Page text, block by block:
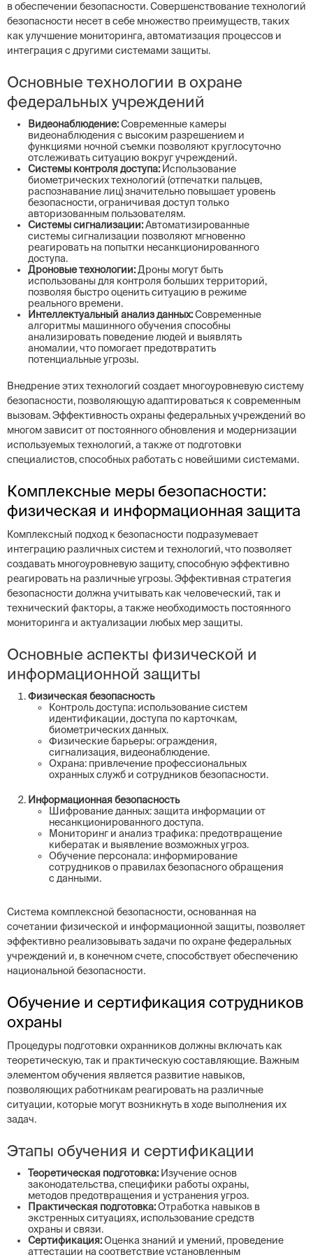
в обеспечении безопасности. Совершенствование технологий
безопасности несет в себе множество преимуществ, таких
как улучшение мониторинга, автоматизация процессов и
интеграция с другими системами защиты.
Основные технологии в охране
федеральных учреждений
Видеонаблюдение:Современные камеры
видеонаблюдения с высоким разрешением и
функциями ночной съемки позволяют круглосуточно
отслеживать ситуацию вокруг учреждений.
Системы контроля доступа: Использование
биометрических технологий (отпечатки пальцев,
распознавание лиц) значительно повышает уровень
безопасности, ограничивая доступ только
авторизованным пользователям.
Системы сигнализации:Автоматизированные
системы сигнализации позволяют мгновенно
реагировать на попытки несанкционированного
доступа.
Дроновые технологии:Дроны могут быть
использованы для контроля больших территорий,
позволяя быстро оценить ситуацию в режиме
реального времени.
Интеллектуальный анализ данных:Современные
алгоритмы машинного обучения способны
анализировать поведение людей и выявлять
аномалии, что помогает предотвратить
потенциальные угрозы.
Внедрение этих технологий создает многоуровневую систему
безопасности, позволяющую адаптироваться к современным
вызовам. Эффективность охраны федеральных учреждений во
многом зависит от постоянного обновления и модернизации
используемых технологий, а также от подготовки
специалистов, способных работать с новейшими системами.
Комплексные меры безопасности:
физическая и информационная защита
Комплексный подход к безопасности подразумевает
интеграцию различных систем и технологий, что позволяет
создавать многоуровневую защиту, способную эффективно
реагировать на различные угрозы. Эффективная стратегия
безопасности должна учитывать как человеческий, так и
технический факторы, а также необходимость постоянного
мониторинга и актуализации любых мер защиты.
Основные аспекты физической и
информационной защиты
Физическая безопасность
Контроль доступа: использование систем
идентификации, доступа по карточкам,
биометрических данных.
Физические барьеры: ограждения,
сигнализация, видеонаблюдение.
Охрана: привлечение профессиональных
охранных служб и сотрудников безопасности.
Информационная безопасность
Шифрование данных: защита информации от
несанкционированного доступа.
Мониторинг и анализ трафика: предотвращение
кибератак и выявление возможных угроз.
Обучение персонала: информирование
сотрудников о правилах безопасного обращения
с данными.
Система комплексной безопасности, основанная на
сочетании физической и информационной защиты, позволяет
эффективно реализовывать задачи по охране федеральных
учреждений и, в конечном счете, способствует обеспечению
национальной безопасности.
Обучение и сертификация сотрудников
охраны
Процедуры подготовки охранников должны включать как
теоретическую, так и практическую составляющие. Важным
элементом обучения является развитие навыков,
позволяющих работникам реагировать на различные
ситуации, которые могут возникнуть в ходе выполнения их
задач.
Этапы обучения и сертификации
Теоретическая подготовка: Изучение основ
законодательства, специфики работы охраны,
методов предотвращения и устранения угроз.
Практическая подготовка:Отработка навыков в
экстренных ситуациях, использование средств
охраны и связи.
Сертификация:Оценка знаний и умений, проведение
аттестации на соответствие установленным